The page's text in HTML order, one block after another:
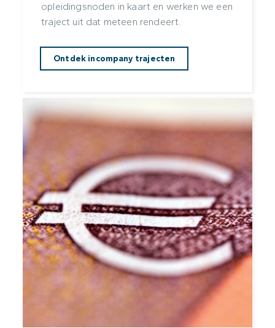
opleidingsnoden in kaart en werken we een
traject uit dat meteen rendeert.
Ontdek incompany trajecten